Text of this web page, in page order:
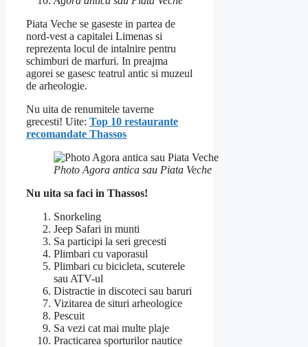
Piata Veche se gaseste in partea de
nord-vest a capitalei Limenas si
reprezenta locul de intalnire pentru
schimburi de marfuri. In preajma
agorei se gasesc teatrul antic si muzeul
de arheologie.
Nu uita de renumitele taverne
grecesti! Uite: Top 10 restaurante
recomandate Thassos
Photo Agora antica sau Piata Veche
Nu uita sa faci in Thassos!
Snorkeling
Jeep Safari in munti
Sa participi la seri grecesti
Plimbari cu vaporasul
Plimbari cu bicicleta, scuterele
sau ATV-ul
Distractie in discoteci sau baruri
Vizitarea de situri arheologice
Pescuit
Sa vezi cat mai multe plaje
Practicarea sporturilor nautice